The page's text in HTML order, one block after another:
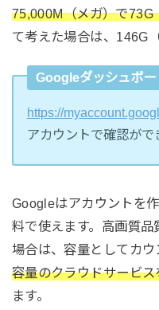
75,000M（メガ）で73G
て考えた場合は、146G
Googleダッシュボー
https://
アカウントで確認がで
Googleはアカウントを
料で使えます。高画質
場合は、容量としてカ
容量のクラウドサービ
ます。